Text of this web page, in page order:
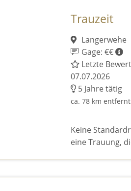
Trauzeit
Langerwehe
Gage: €€
Letzte
07.07.2026
5 Jahre tätig
ca. 78 km entfernt
Keine
eine Trauung,